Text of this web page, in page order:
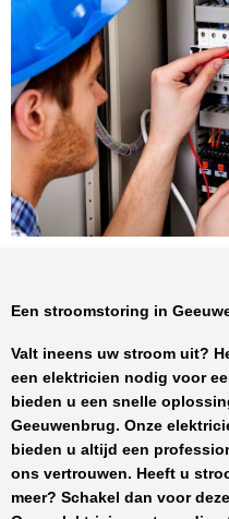
Een stroomstoring in
Valt ineens uw stroom uit?
een elektricien nodig voor
bieden u een snelle
Geeuwenbrug. Onze
bieden u altijd een
ons vertrouwen. Heeft u
meer? Schakel dan voor